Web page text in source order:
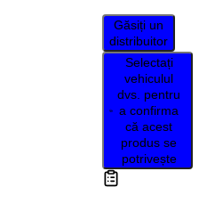
Găsiți un
distribuitor
Selectați
vehiculul
dvs. pentru
a confirma
că acest
produs se
potrivește